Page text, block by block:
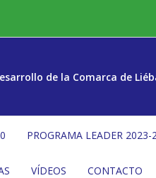
de la Comarca de
PROGRAMA LEADER 2023-
VÍDEOS CONTACTO